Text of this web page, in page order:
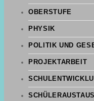
OBERSTUFE
PHYSIK
POLITIK UND
PROJEKTARBEIT